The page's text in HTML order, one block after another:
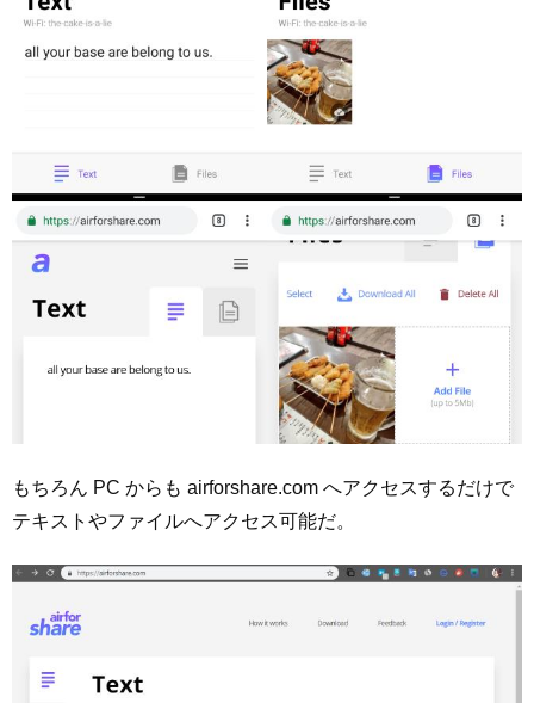
もちろん PC からも airforshare.com へアクセスするだけで
テキストやファイルへアクセス可能だ。